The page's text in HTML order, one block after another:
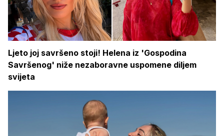
Ljeto joj savršeno stoji! Helena iz 'Gospodina
Savršenog' niže nezaboravne uspomene diljem
svijeta